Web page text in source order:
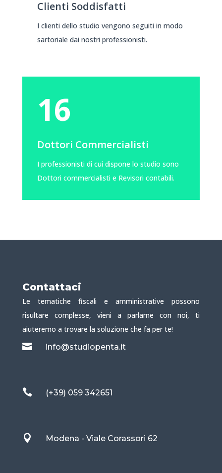
Clienti Soddisfatti
I clienti dello studio vengono seguiti in modo
sartoriale dai nostri professionisti.
16
Dottori Commercialisti
I professionisti di cui dispone lo studio sono
Dottori commercialisti e Revisori contabili.
Contattaci
Le tematiche fiscali e amministrative possono
risultare complesse, vieni a parlarne con noi, ti
aiuteremo a trovare la soluzione che fa per te!
 info@studiopenta.it
 (+39) 059 342651
 Modena - Viale Corassori 62